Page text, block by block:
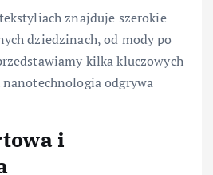
znajduje szerokie
dziedzinach, od mody po
kilka kluczowych
odgrywa
i